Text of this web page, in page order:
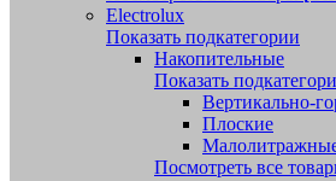
Electrolux
Показать подкатегории
Накопительные
Показать
Вертикально-
Плоские
Посмотреть все